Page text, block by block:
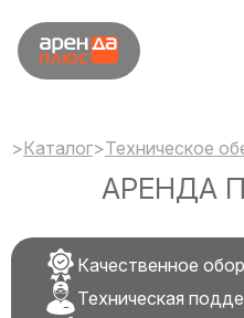
>Каталог>Техническое
АРЕНДА
Качественное
Техническая